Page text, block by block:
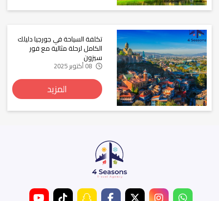
تكلفة السياحة في جورجيا دليلك
الكامل لرحلة مثالية مع فور
سيزون
المزيد